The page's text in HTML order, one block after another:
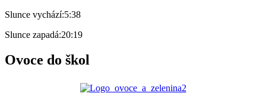
Slunce vychází:5:38
Slunce zapadá:20:19
Ovoce do škol